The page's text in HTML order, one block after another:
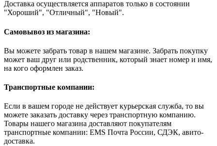
Доставка осуществляется аппаратов только в состоянии
"Хороший", "Отличный", "Новый".
Самовывоз из магазина:
Вы можете забрать товар в нашем магазине. Забрать покупку
может ваш друг или родственник, который знает номер и имя,
на кого оформлен заказ.
Транспортные компании:
Если в вашем городе не действует курьерская служба, то вы
можете заказать доставку через транспортную компанию.
Товары нашего магазина доставляют покупателям
транспортные компании: EMS Почта России, СДЭК, авито-
доставка.